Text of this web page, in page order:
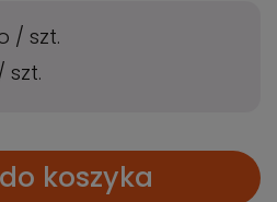
/ szt.
szt.
koszyka